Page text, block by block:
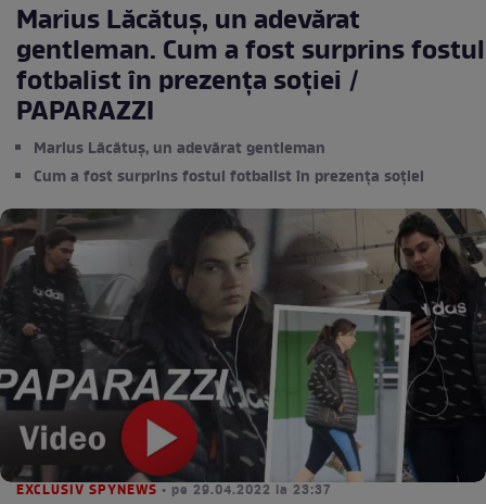
Marius Lăcătuș, un adevărat
gentleman. Cum a fost surprins fostul
fotbalist în prezența soției /
PAPARAZZI
Marius Lăcătuș, un adevărat gentleman
Cum a fost surprins fostul fotbalist în prezența soției
EXCLUSIV SPYNEWS • pe 29.04.2022 la 23:37